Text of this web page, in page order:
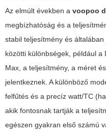
Az elmúlt években a voopoo
megbízhatóság és a
stabil teljesítmény és
közötti különbségek, például a
Max, a teljesítmény, a méret
jelentkeznek. A különböző
felfűtés és a precíz watt/TC
akik fontosnak tartják a
egészen gyakran első számú